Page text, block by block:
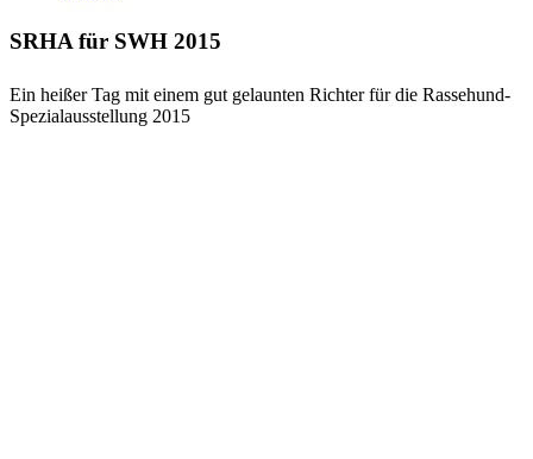
SRHA für SWH 2015
Ein heißer Tag mit einem gut gelaunten Richter für die Rassehund-
Spezialausstellung 2015